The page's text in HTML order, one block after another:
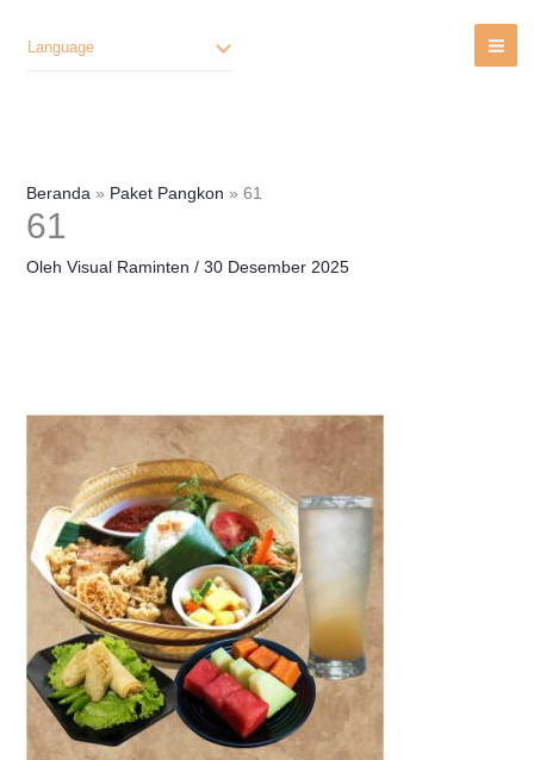
Language
Beranda Paket Pangkon 61
61
Oleh Visual Raminten / 30 Desember 2025